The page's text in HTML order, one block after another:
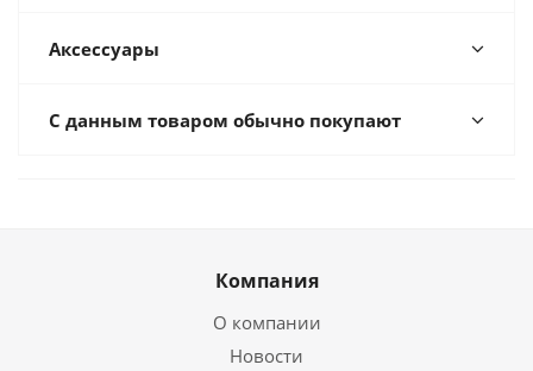
Аксессуары
С данным товаром обычно покупают
Компания
О компании
Новости